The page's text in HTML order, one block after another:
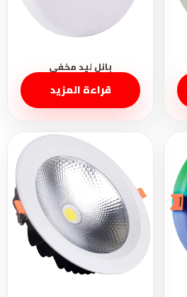
قراءة المزيد